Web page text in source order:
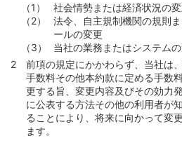
社会情勢または経済状況の
法令、自主規制機関の規則
ールの変更
当社の業務またはシステム
前項の規定にかかわらず、当社は
手数料その他本約款に定める手数
更する旨、変更内容及びその効力
に公表する方法その他の利用者が
ることにより、将来に向かって変
ます。